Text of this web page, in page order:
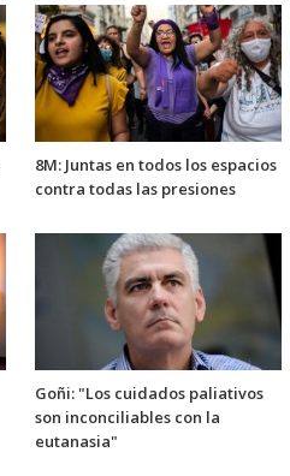
8M: Juntas en todos los espacios
contra todas las presiones
Goñi: "Los cuidados paliativos
son inconciliables con la
eutanasia"